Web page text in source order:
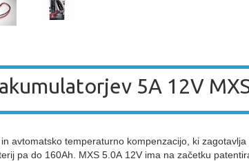
5A 12V
avtomatsko temperaturno kompenzacijo, ki
pa do 160Ah. MXS 5.0A 12V ima na začetku